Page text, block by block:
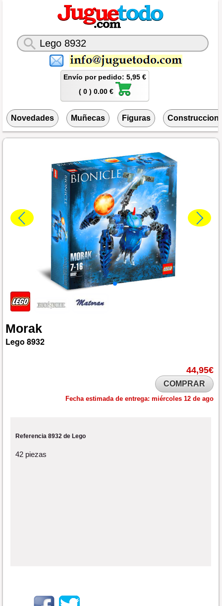
Envío por pedido: 5,95 €
( 0 ) 0.00 €
Novedades Muñecas Figuras
Morak
Lego 8932
44,95€
COMPRAR
Fecha estimada de entrega: miércoles 12 de ago
Referencia 8932 de Lego
42 piezas